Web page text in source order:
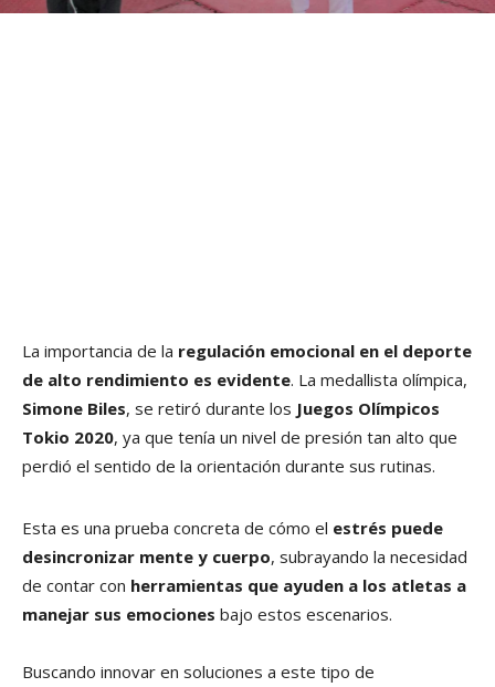
La importancia de la regulación emocional en el deporte
de alto rendimiento es evidente. La medallista olímpica,
Simone Biles, se retiró durante los Juegos Olímpicos
Tokio 2020, ya que tenía un nivel de presión tan alto que
perdió el sentido de la orientación durante sus rutinas.
Esta es una prueba concreta de cómo el estrés puede
desincronizar mente y cuerpo, subrayando la necesidad
de contar con herramientas que ayuden a los atletas a
manejar sus emociones bajo estos escenarios.
Buscando innovar en soluciones a este tipo de